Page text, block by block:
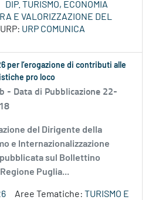
DIP. TURISMO, ECONOMIA
E VALORIZZAZIONE DEL
URP: URP COMUNICA
per l’erogazione di contributi alle
pro loco
- Data di Pubblicazione 22-
del Dirigente della
e Internazionalizzazione
sul Bollettino
Puglia...
Aree Tematiche: TURISMO E